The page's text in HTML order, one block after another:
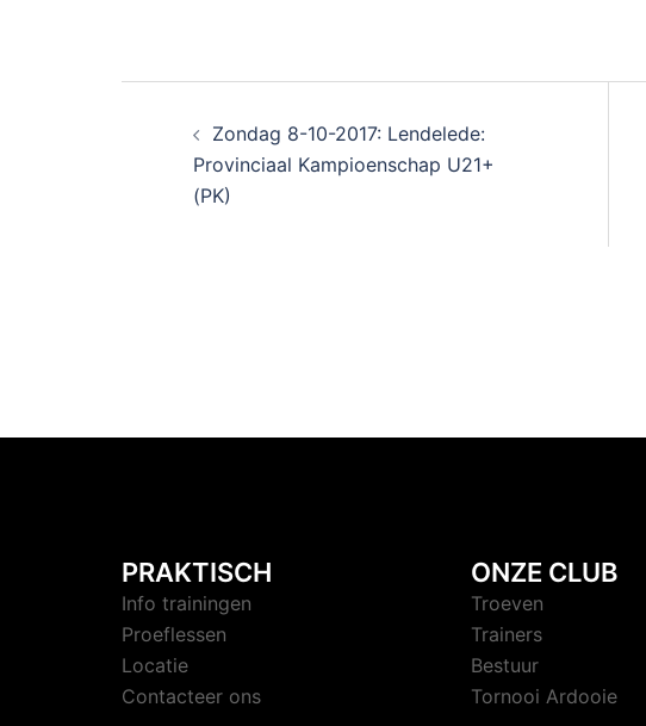
Zondag 8-10-2017: Lendelede:
Provinciaal Kampioenschap U21+
(PK)
PRAKTISCH
Info trainingen
Proeflessen
Locatie
Contacteer ons
ONZE CLUB
Troeven
Trainers
Bestuur
Tornooi Ardooie